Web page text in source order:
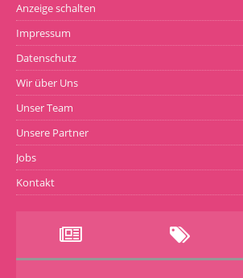
Anzeige schalten
Impressum
Datenschutz
Wir über Uns
Unser Team
Unsere Partner
Jobs
Kontakt